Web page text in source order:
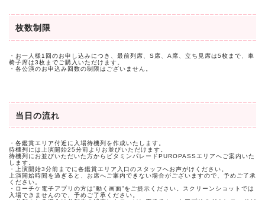
枚数制限
・お一人様1回のお申し込みにつき、 最前列席、S席、A席、立ち見席は5枚まで、 車
椅子席は3枚までご購入いただけます。
・各公演のお申込み回数の制限はございません。
当日の流れ
・各鑑賞エリア付近に入場待機列を作成いたします。
待機列には上演開始25分前よりお並びいただけます。
待機列にお並びいただいた方からビタミンパレード PUROPASSエリアへご案内いた
します。
・上演開始3分前までに各鑑賞エリア入口のスタッフへお声がけください。
上演開始時間を過ぎると、お席へご案内できない場合がございますので、予めご了承
ください。
・ローチケ電子アプリの方は”動く画面”をご提示ください。スクリーンショットでは
入場できませんので、予めご了承ください。